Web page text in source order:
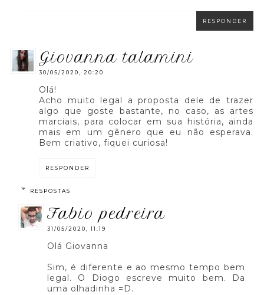
RESPONDER
giovanna talamini
30/05/2020, 20:20
Olá!
Acho muito legal a proposta dele de trazer
algo que goste bastante, no caso, as artes
marciais, para colocar em sua história, ainda
mais em um gênero que eu não esperava.
Bem criativo, fiquei curiosa!
RESPONDER
RESPOSTAS
fabio pedreira
31/05/2020, 11:19
Olá Giovanna
Sim, é diferente e ao mesmo tempo bem
legal. O Diogo escreve muito bem. Da
uma olhadinha =D.